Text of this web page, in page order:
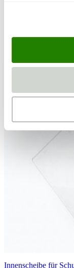
Gesamtpreis:
Innenscheibe für